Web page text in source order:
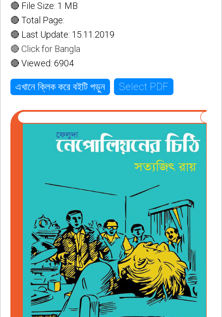
🔴 File Size: 1 MB
🔴 Total Page:
🔴 Last Update: 15.11.2019
🔴 Click for Bangla
🔴 Viewed: 6904
এখানে ক্লিক করে বইটি পড়ুন Select PDF